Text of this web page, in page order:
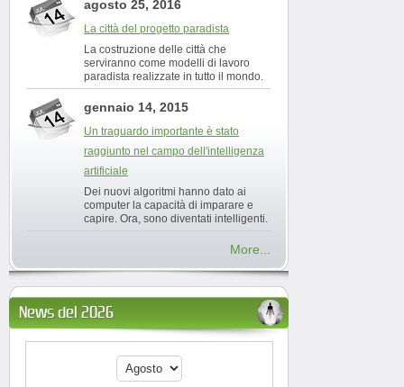
agosto 25, 2016
La città del progetto paradista
La costruzione delle città che
serviranno come modelli di lavoro
paradista realizzate in tutto il mondo.
gennaio 14, 2015
Un traguardo importante è stato
raggiunto nel campo dell'intelligenza
artificiale
Dei nuovi algoritmi hanno dato ai
computer la capacità di imparare e
capire. Ora, sono diventati intelligenti.
More...
News del 2026